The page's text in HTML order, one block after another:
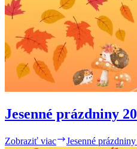
Jesenné prázdniny
Zobraziť viac Jesenné